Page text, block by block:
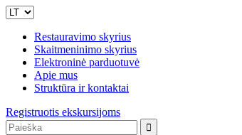
Restauravimo skyrius
Skaitmeninimo skyrius
Elektroninė parduotuvė
Apie mus
Struktūra ir kontaktai
Registruotis ekskursijoms